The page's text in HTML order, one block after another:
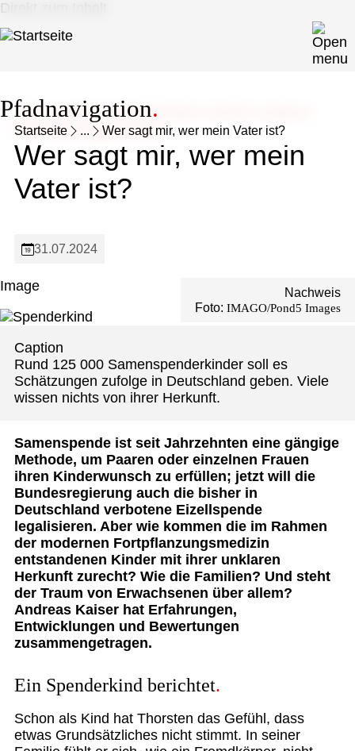
Direkt zum Inhalt
Pfadnavigation
Startseite ... Wer sagt mir, wer mein Vater ist?
Schwerpunkt: Spenderkinder und die moderne
Fortpflanzungsmedizin
Wer sagt mir, wer mein
Vater ist?
31.07.2024
Image
Nachweis
Foto: IMAGO/Pond5 Images
Caption
Rund 125 ​000 Samenspenderkinder soll es
Schätzungen zufolge in Deutschland geben. Viele
wissen nichts von ihrer Herkunft.
Samenspende ist seit Jahrzehnten eine gängige
Methode, um Paaren oder einzelnen Frauen
ihren Kinderwunsch zu erfüllen; jetzt will die
Bundesregierung auch die bisher in
Deutschland verbotene Eizellspende
legalisieren. Aber wie kommen die im Rahmen
der modernen Fortpflanzungsmedizin
entstandenen Kinder mit ihrer unklaren
Herkunft zurecht? Wie die Familien? Und steht
der Traum von Erwachsenen über allem?
Andreas Kaiser hat Erfahrungen,
Entwicklungen und Bewertungen
zusammengetragen.
Ein Spenderkind berichtet
Schon als Kind hat Thorsten das Gefühl, dass
etwas Grundsätzliches nicht stimmt. In seiner